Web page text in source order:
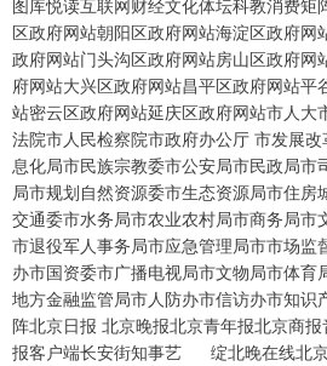
图库悦读互联网财经文化体坛科教消费矩
区政府网站朝阳区政府网站海淀区政府网
政府网站门头沟区政府网站房山区政府网
府网站大兴区政府网站昌平区政府网站平
站密云区政府网站延庆区政府网站市人大
法院市人民检察院市政府办公厅 市发展
息化局市民族宗教委市公安局市民政局市
局市规划自然资源委市生态资源局市住房
交通委市水务局市农业农村局市商务局市
市退役军人事务局市应急管理局市市场监
办市国资委市广播电视局市文物局市体育
地方金融监管局市人防办市信访办市知识
阵北京日报 北京晚报北京青年报北京商
报客户端长安街知事艺 绽北晚在线北